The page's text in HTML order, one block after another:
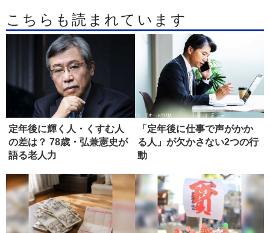
こちらも読まれています
定年後に輝く人・くすむ人
の差は？ 78歳・弘兼憲史が
語る老人力
「定年後に仕事で声がかか
る人」が欠かさない2つの行
動